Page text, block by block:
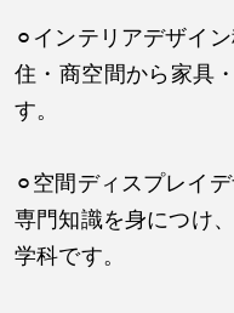
⚪︎インテリアデザイ
住・商空間から家具
す。
⚪︎空間ディスプレイ
専門知識を身につけ
学科です。